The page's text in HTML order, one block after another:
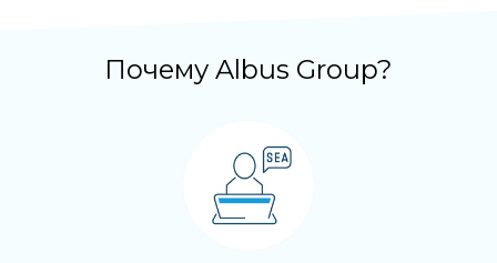
Почему Albus Group?